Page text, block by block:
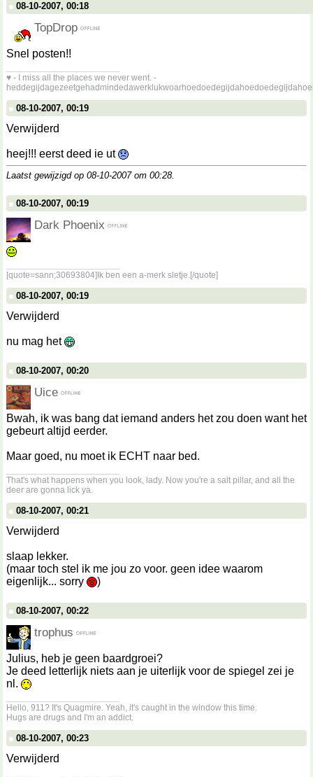
08-10-2007, 00:18
TopDrop
Snel posten!!
♥ - I miss all the places we never went. -
08-10-2007, 00:19
Verwijderd
heej!!! eerst deed ie ut
Laatst gewijzigd op 08-10-2007 om 00:28.
08-10-2007, 00:19
Dark Phoenix
[quote=sann;30693804]Ik ben een a-merk sletje.[/quote]
08-10-2007, 00:19
Verwijderd
nu mag het
08-10-2007, 00:20
Uice
Bwah, ik was bang dat iemand anders het zou doen want het
gebeurt altijd eerder.
Maar goed, nu moet ik ECHT naar bed.
That's what happens when you look, lady. Now you're a salt pillar, and all the
deer are gonna lick ya.
08-10-2007, 00:21
Verwijderd
slaap lekker.
(maar toch stel ik me jou zo voor. geen idee waarom
eigenlijk... sorry
)
08-10-2007, 00:22
trophus
Julius, heb je geen baardgroei?
Je deed letterlijk niets aan je uiterlijk voor de spiegel zei je
nl.
Hello, 911? It's Quagmire. Yeah, it's caught in the window this time.
Hugs are drugs and I'm an addict.
08-10-2007, 00:23
Verwijderd